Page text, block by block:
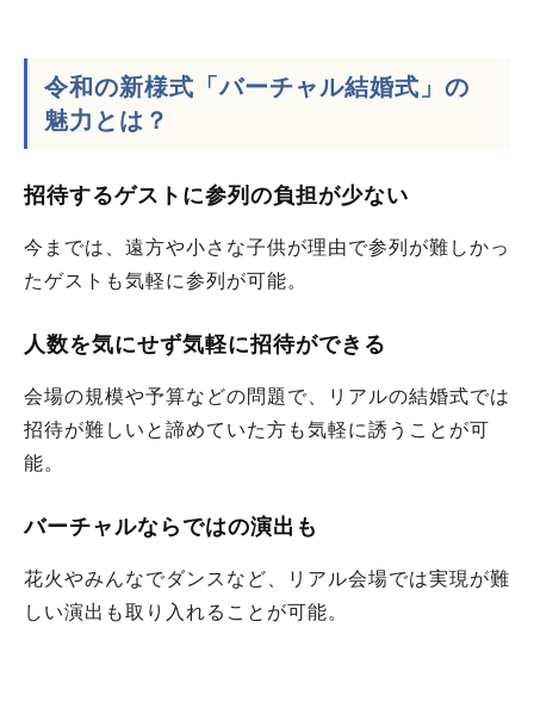
令和の新様式「バーチャル結婚式」の
魅力とは？
招待するゲストに参列の負担が少ない
今までは、遠方や小さな子供が理由で参列が難しかっ
たゲストも気軽に参列が可能。
人数を気にせず気軽に招待ができる
会場の規模や予算などの問題で、リアルの結婚式では
招待が難しいと諦めていた方も気軽に誘うことが可
能。
バーチャルならではの演出も
花火やみんなでダンスなど、リアル会場では実現が難
しい演出も取り入れることが可能。